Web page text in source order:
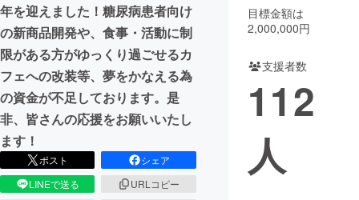
CAMPFIREふるさと納税machi-ya コミュニティ
年を迎えました！糖尿病患者向け
の新商品開発や、食事・活動に制
限がある方がゆっくり過ごせるカ
フェへの改装等、夢をかなえる為
の資金が不足しております。是
非、皆さんの応援をお願いいたし
ます！
ポスト
シェア
LINEで送る
URLコピー
目標金額は
2,000,000円
支援者数
112
人